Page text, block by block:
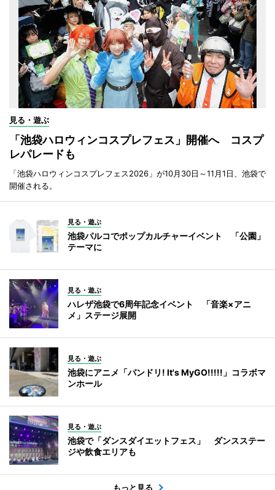
見る・遊ぶ
「池袋ハロウィンコスプレフェス」開催へ コスプ
レパレードも
「池袋ハロウィンコスプレフェス2026」が10月30日～11月1日、池袋で
開催される。
見る・遊ぶ
池袋パルコでポップカルチャーイベント 「公園」
テーマに
見る・遊ぶ
ハレザ池袋で6周年記念イベント 「音楽×アニ
メ」ステージ展開
見る・遊ぶ
池袋にアニメ「バンドリ! It's MyGO!!!!!」コラボマ
ンホール
見る・遊ぶ
池袋で「ダンスダイエットフェス」 ダンスステー
ジや飲食エリアも
もっと見る